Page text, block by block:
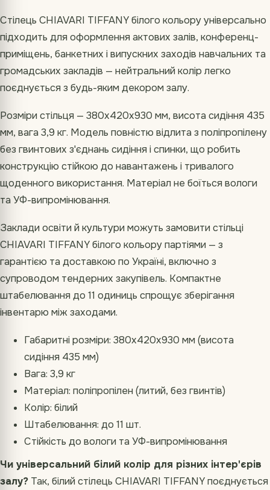
Стілець CHIAVARI TIFFANY білого кольору універсально
підходить для оформлення актових залів, конференц-
приміщень, банкетних і випускних заходів навчальних та
громадських закладів — нейтральний колір легко
поєднується з будь-яким декором залу.
Розміри стільця — 380х420х930 мм, висота сидіння 435
мм, вага 3,9 кг. Модель повністю відлита з поліпропілену
без гвинтових з'єднань сидіння і спинки, що робить
конструкцію стійкою до навантажень і тривалого
щоденного використання. Матеріал не боїться вологи
та УФ-випромінювання.
Заклади освіти й культури можуть замовити стільці
CHIAVARI TIFFANY білого кольору партіями — з
гарантією та доставкою по Україні, включно з
супроводом тендерних закупівель. Компактне
штабелювання до 11 одиниць спрощує зберігання
інвентарю між заходами.
Габаритні розміри: 380х420х930 мм (висота
сидіння 435 мм)
Вага: 3,9 кг
Матеріал: поліпропілен (литий, без гвинтів)
Колір: білий
Штабелювання: до 11 шт.
Стійкість до вологи та УФ-випромінювання
Чи універсальний білий колір для різних інтер'єрів
залу? Так, білий стілець CHIAVARI TIFFANY поєднується